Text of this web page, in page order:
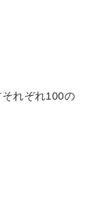
れぞれ100の